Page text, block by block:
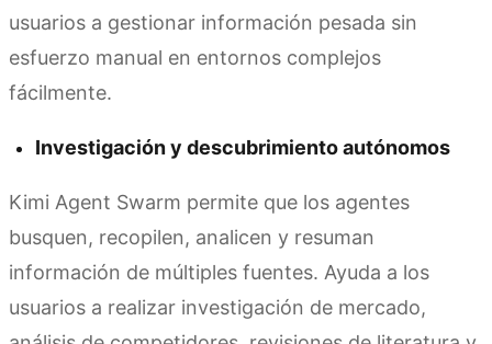
usuarios a gestionar información pesada sin
esfuerzo manual en entornos complejos
fácilmente.
Investigación y descubrimiento autónomos
Kimi Agent Swarm permite que los agentes
busquen, recopilen, analicen y resuman
información de múltiples fuentes. Ayuda a los
usuarios a realizar investigación de mercado,